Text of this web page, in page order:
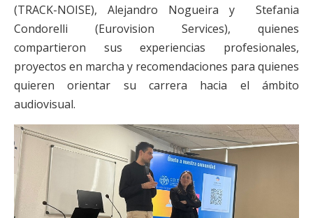
(TRACK-NOISE), Alejandro Nogueira y Stefania
Condorelli (Eurovision Services), quienes
compartieron sus experiencias profesionales,
proyectos en marcha y recomendaciones para quienes
quieren orientar su carrera hacia el ámbito
audiovisual.